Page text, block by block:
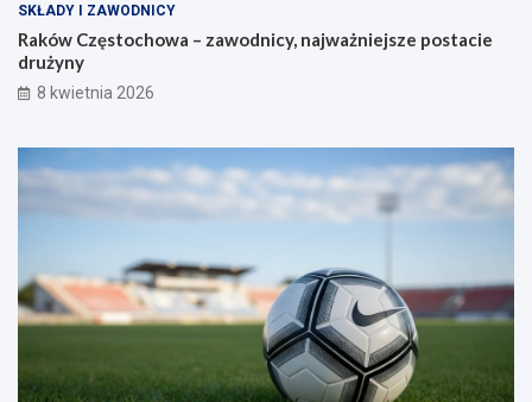
SKŁADY I ZAWODNICY
Raków Częstochowa – zawodnicy, najważniejsze postacie
drużyny
8 kwietnia 2026